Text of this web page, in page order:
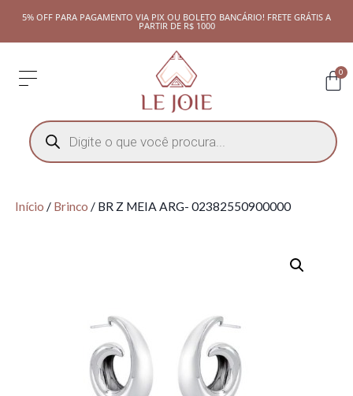
5% OFF PARA PAGAMENTO VIA PIX OU BOLETO BANCÁRIO! FRETE GRÁTIS A
PARTIR DE R$ 1000
0
Início / Brinco / BR Z MEIA ARG- 02382550900000